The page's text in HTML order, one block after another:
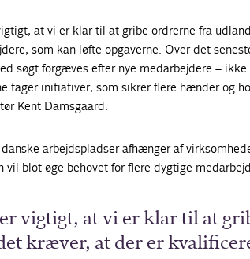
at vi er klar til at gribe ordrerne fra
som kan løfte opgaverne. Over det
søgt forgæves efter nye medarbejdere –
tager initiativer, som sikrer flere hænder og
Kent Damsgaard.
arbejdspladser afhænger af
vil blot øge behovet for flere dygtige
vigtigt, at vi er klar til at
kræver, at der er